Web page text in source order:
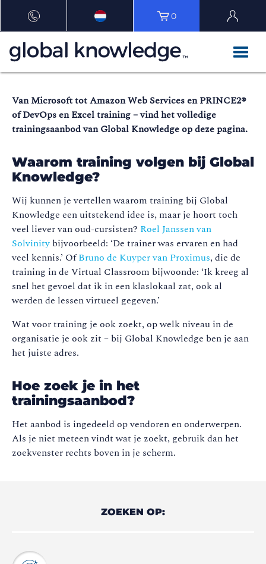
0
Van Microsoft tot Amazon Web Services en PRINCE2®
of DevOps en Excel training – vind het volledige
trainingsaanbod van Global Knowledge op deze pagina.
Waarom training volgen bij Global
Knowledge?
Wij kunnen je vertellen waarom training bij Global
Knowledge een uitstekend idee is, maar je hoort toch
veel liever van oud-cursisten? Roel Janssen van
Solvinity bijvoorbeeld: ‘De trainer was ervaren en had
veel kennis.’ OfBruno de Kuyper van Proximus, die de
training in de Virtual Classroom bijwoonde: ‘Ik kreeg al
snel het gevoel dat ik in een klaslokaal zat, ook al
werden de lessen virtueel gegeven.’
Wat voor training je ook zoekt, op welk niveau in de
organisatie je ook zit – bij Global Knowledge ben je aan
het juiste adres.
Hoe zoek je in het
trainingsaanbod?
Het aanbod is ingedeeld op vendoren en onderwerpen.
Als je niet meteen vindt wat je zoekt, gebruik dan het
zoekvenster rechts boven in je scherm.
ZOEKEN OP: